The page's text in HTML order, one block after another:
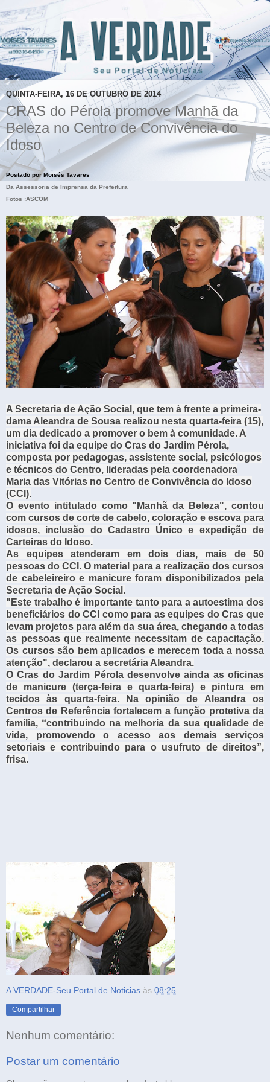
QUINTA-FEIRA, 16 DE OUTUBRO DE 2014
CRAS do Pérola promove Manhã da
Beleza no Centro de Convivência do
Idoso
Postado por Moisés Tavares
Da Assessoria de Imprensa da Prefeitura
Fotos :ASCOM
A Secretaria de Ação Social, que tem à frente a primeira-
dama Aleandra de Sousa realizou nesta quarta-feira (15),
um dia dedicado a promover o bem à comunidade. A
iniciativa foi da equipe do Cras do Jardim Pérola,
composta por pedagogas, assistente social, psicólogos
e técnicos do Centro, lideradas pela coordenadora
Maria das Vitórias no Centro de Convivência do Idoso
(CCI).
O evento intitulado como "Manhã da Beleza", contou
com cursos de corte de cabelo, coloração e escova para
idosos, inclusão do Cadastro Único e expedição de
Carteiras do Idoso.
As equipes atenderam em dois dias, mais de 50
pessoas do CCI. O material para a realização dos cursos
de cabeleireiro e manicure foram disponibilizados pela
Secretaria de Ação Social.
"Este trabalho é importante tanto para a autoestima dos
beneficiários do CCI como para as equipes do Cras que
levam projetos para além da sua área, chegando a todas
as pessoas que realmente necessitam de capacitação.
Os cursos são bem aplicados e merecem toda a nossa
atenção", declarou a secretária Aleandra.
O Cras do Jardim Pérola desenvolve ainda as oficinas
de manicure (terça-feira e quarta-feira) e pintura em
tecidos às quarta-feira. Na opinião de Aleandra os
Centros de Referência fortalecem a função protetiva da
família, “contribuindo na melhoria da sua qualidade de
vida, promovendo o acesso aos demais serviços
setoriais e contribuindo para o usufruto de direitos”,
frisa.
A VERDADE-Seu Portal de Noticias às 08:25
Compartilhar
Nenhum comentário:
Postar um comentário